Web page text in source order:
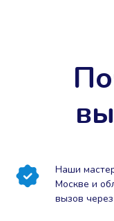
Наши
Москве и
вызов